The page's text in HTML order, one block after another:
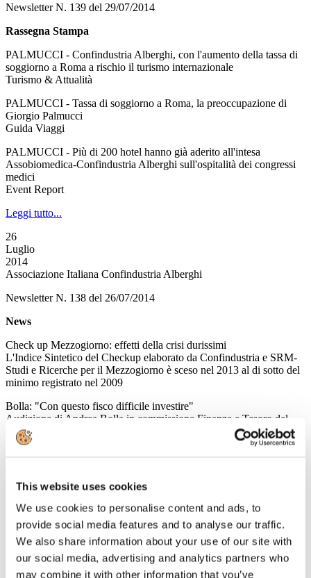
This website uses cookies
We use cookies to personalise content and ads, to
provide social media features and to analyse our traffic.
We also share information about your use of our site with
our social media, advertising and analytics partners who
may combine it with other information that you’ve
Newsletter N. 139 del 29/07/2014
Rassegna Stampa
PALMUCCI - Confindustria Alberghi, con l'aumento della tassa di
soggiorno a Roma a rischio il turismo internazionale
Turismo & Attualità
PALMUCCI - Tassa di soggiorno a Roma, la preoccupazione di
Giorgio Palmucci
Guida Viaggi
PALMUCCI - Più di 200 hotel hanno già aderito all'intesa
Assobiomedica-Confindustria Alberghi sull'ospitalità dei congressi
medici
Event Report
Leggi tutto...
26
Luglio
2014
Associazione Italiana Confindustria Alberghi
Newsletter N. 138 del 26/07/2014
News
Check up Mezzogiorno: effetti della crisi durissimi
L'Indice Sintetico del Checkup elaborato da Confindustria e SRM-
Studi e Ricerche per il Mezzogiorno è sceso nel 2013 al di sotto del
minimo registrato nel 2009
Bolla: "Con questo fisco difficile investire"
Audizione di Andrea Bolla in commissione Finanze e Tesoro del
Senato sul primo decreto di attuazione della delega fiscale
Luglio
2014
Associazione Italiana Confindustria Alberghi
Newsletter N. 137 del 25/07/2014
News